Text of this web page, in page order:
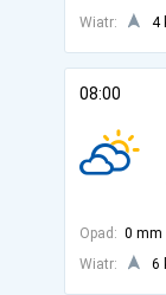
Wiatr: 4
08:00
Opad: 0 mm
Wiatr:
6